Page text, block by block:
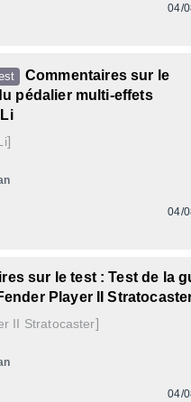
04/
Commentaires sur le
pédalier multi-effets
]
04/
sur le test : Test de la
Player II
II Stratocaster]
04/